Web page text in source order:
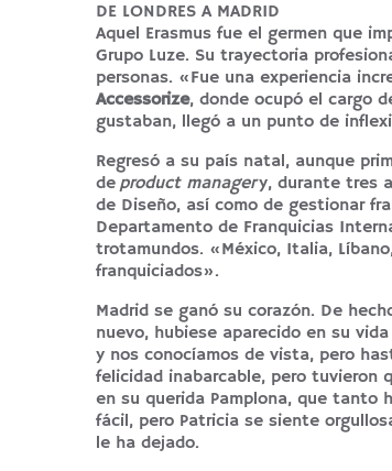
DE LONDRES A MADRID
Aquel Erasmus fue el germen que
Grupo Luze. Su trayectoria
personas. «Fue una experiencia
Accessorize, donde ocupó el cargo
gustaban, llegó a un punto de
Regresó a su país natal, aunque
de product managery, durante tres
de Diseño, así como de gestionar
Departamento de Franquicias
trotamundos. «México, Italia,
franquiciados».
Madrid se ganó su corazón. De
nuevo, hubiese aparecido en su
y nos conocíamos de vista, pero
felicidad inabarcable, pero tuvieron
en su querida Pamplona, que tanto
fácil, pero Patricia se siente
le ha dejado.